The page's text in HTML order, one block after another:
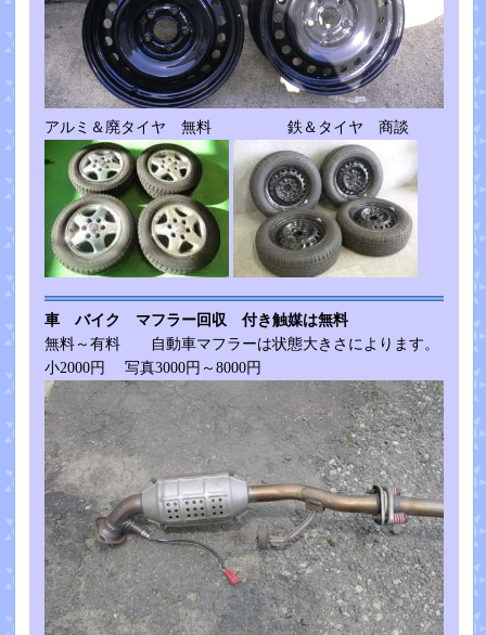
アルミ＆廃タイヤ 無料 鉄＆タイヤ 商談
車 バイク マフラー回収 付き触媒は無料
無料～有料 自動車マフラーは状態大きさによります。
小2000円 写真3000円～8000円